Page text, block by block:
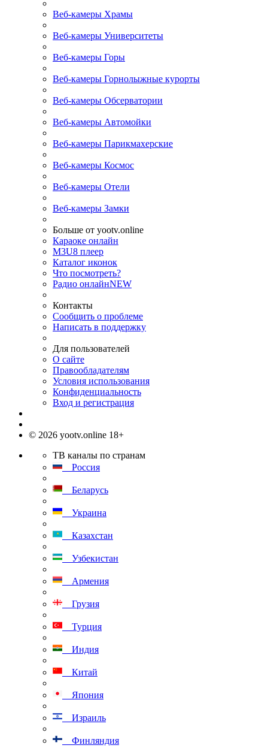
Веб-камеры Храмы
Веб-камеры Университеты
Веб-камеры Горы
Веб-камеры Горнолыжные курорты
Веб-камеры Обсерватории
Веб-камеры Автомойки
Веб-камеры Парикмахерские
Веб-камеры Космос
Веб-камеры Отели
Веб-камеры Замки
Больше от yootv.online
Караоке онлайн
M3U8 плеер
Каталог иконок
Что посмотреть?
Радио онлайнNEW
Контакты
Сообщить о проблеме
Написать в поддержку
Для пользователей
О сайте
Правообладателям
Условия использования
Конфиденциальность
Вход и регистрация
© 2026 yootv.online 18+
ТВ каналы по странам
Россия
Беларусь
Украина
Казахстан
Узбекистан
Армения
Грузия
Турция
Индия
Китай
Япония
Израиль
Финляндия